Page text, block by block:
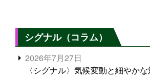
シグナル（コラム）
2026年7月27日
〈シグナル〉気候変動と細やか